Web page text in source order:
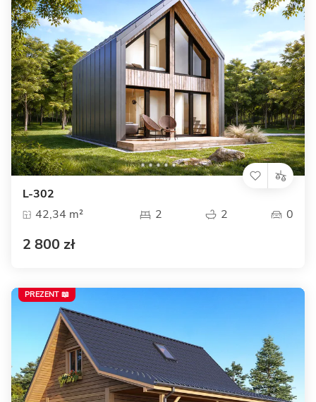
L-302
42,34 m²
2 2 0
2 800 zł
PREZENT 📖